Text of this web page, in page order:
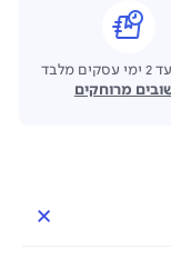
מלבד
מרוחקים